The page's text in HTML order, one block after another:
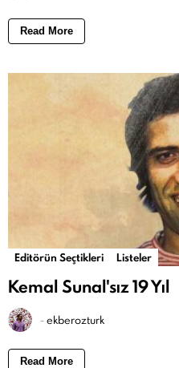
Read More
Editörün Seçtikleri Listeler
Kemal Sunal'sız 19 Yıl
-ekberozturk
Read More